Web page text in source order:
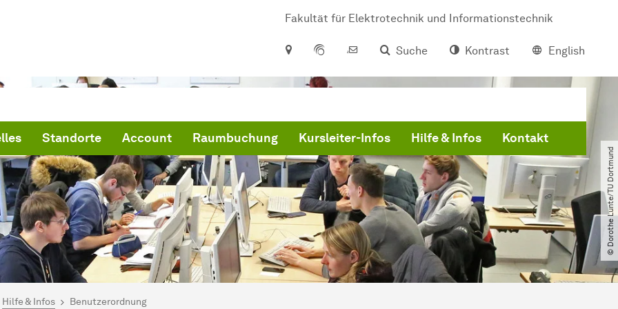
Fakultät für Elektrotechnik und Informationstechnik
Suche
Kontrast English
Standorte Account Raumbuchung Kursleiter-Infos Hilfe & Infos Kontakt
© Dorothe Lunte​/​TU Dortmund
hier:
Rechnerpools
Hilfe & Infos Benutzerordnung